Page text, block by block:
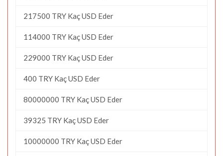
217500 TRY Kaç USD Eder
114000 TRY Kaç USD Eder
229000 TRY Kaç USD Eder
400 TRY Kaç USD Eder
80000000 TRY Kaç USD Eder
39325 TRY Kaç USD Eder
10000000 TRY Kaç USD Eder